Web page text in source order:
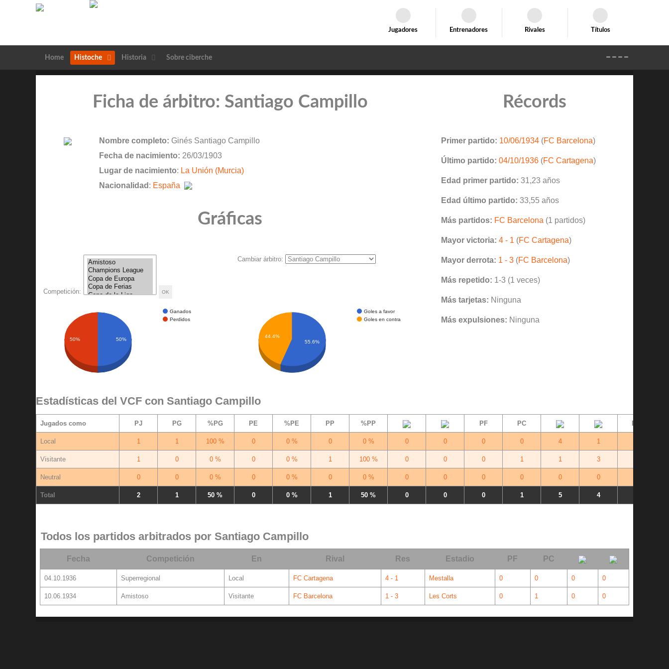
Jugadores Entrenadores Rivales Títulos
Home Histoche Historia Sobre ciberche
Ficha de árbitro: Santiago Campillo
Nombre completo: Ginés Santiago Campillo
Fecha de nacimiento: 26/03/1903
Lugar de nacimiento: La Unión (Murcia)
Nacionalidad : España
Gráficas
Competición:
Cambiar árbitro:
Ganados
Perdidos
50% 50%
Goles a favor
Goles en contra
44.4%
55.6%
Récords
Primer partido: 10/06/1934 (FC Barcelona)
Último partido: 04/10/1936 (FC Cartagena)
Edad primer partido: 31,23 años
Edad último partido: 33,55 años
Más partidos: FC Barcelona (1 partidos)
Mayor victoria: 4 - 1 (FC Cartagena)
Mayor derrota: 1 - 3 (FC Barcelona)
Más repetido: 1-3 (1 veces)
Más tarjetas: Ninguna
Más expulsiones: Ninguna
Estadísticas del VCF con Santiago Campillo
Jugados como PJ PG %PG PE %PE PP %PP PF PC Dif.
Local 1 1 100 % 0 0 % 0 0 % 0 0 0 0 4 1
Visitante 1 0 0 % 0 0 % 1 100 % 0 0 0 1 1 3
Neutral 0 0 0 % 0 0 % 0 0 % 0 0 0 0 0 0
Total 2 1 50 % 0 0 % 1 50 % 0 0 0 1 5 4
Todos los partidos arbitrados por Santiago Campillo
Fecha Competición En Rival Res Estadio PF PC
04.10.1936 Superregional Local FC Cartagena 4 - 1 Mestalla 0 0 0 0
10.06.1934 Amistoso Visitante FC Barcelona 1 - 3 Les Corts 0 1 0 0